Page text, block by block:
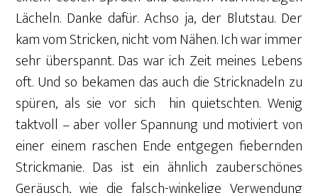
Lächeln. Danke dafür. Achso ja, der Blutstau. Der
kam vom Stricken, nicht vom Nähen. Ich war immer
sehr überspannt. Das war ich Zeit meines Lebens
oft. Und so bekamen das auch die Stricknadeln zu
spüren, als sie vor sich
hin quietschten. Wenig
taktvoll – aber voller Spannung und motiviert von
einer einem raschen Ende entgegen fiebernden
Strickmanie. Das ist ein ähnlich zauberschönes